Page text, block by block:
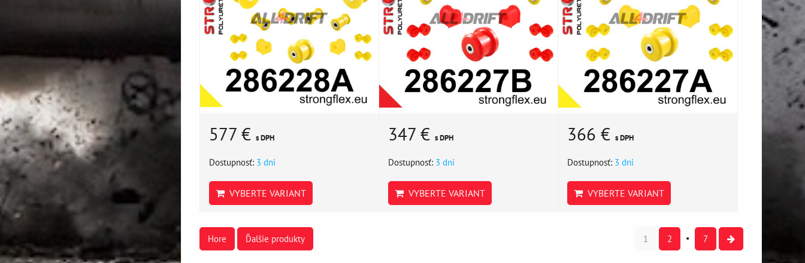
577 € s DPH
Dostupnosť: 3 dni
VYBERTE VARIANT
347 € s DPH
Dostupnosť: 3 dni
VYBERTE VARIANT
366 €s DPH
Dostupnosť: 3 dni
VYBERTE VARIANT
Hore Ďalšie produkty 1 2 7